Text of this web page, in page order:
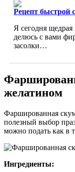
Рецепт быстрой
Я сегодня щедрая
делюсь с вами
засолки…
желатином
Фаршированная
полезный выбор
можно подать как в
Ингредиенты: